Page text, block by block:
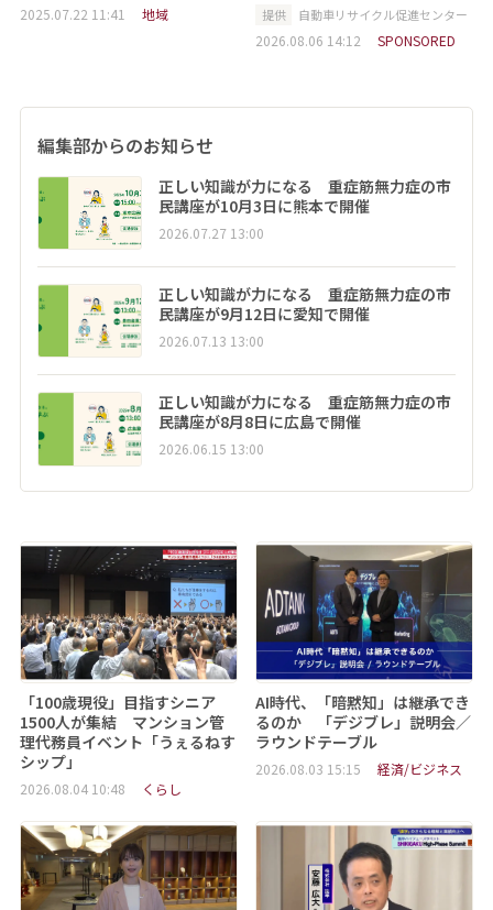
2025.07.22 11:41 地域 提供 自動車リサイクル促進センター
2026.08.06 14:12 SPONSORED
編集部からのお知らせ
正しい知識が力になる 重症筋無力症の市
民講座が10月3日に熊本で開催
2026.07.27 13:00
正しい知識が力になる 重症筋無力症の市
民講座が9月12日に愛知で開催
2026.07.13 13:00
正しい知識が力になる 重症筋無力症の市
民講座が8月8日に広島で開催
2026.06.15 13:00
「100歳現役」目指すシニア
1500人が集結 マンション管
理代務員イベント「うぇるねす
シップ」
2026.08.04 10:48 くらし
AI時代、「暗黙知」は継承でき
るのか 「デジブレ」説明会／
ラウンドテーブル
2026.08.03 15:15 経済/ビジネス